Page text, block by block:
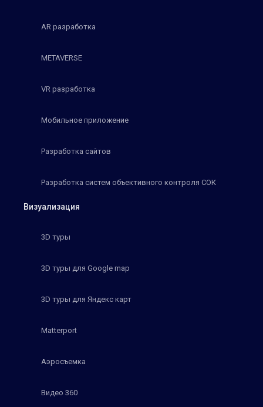
AR разработка
METAVERSE
VR разработка
Мобильное приложение
Разработка сайтов
Разработка систем объективного контроля СОК
Визуализация
3D туры
3D туры для Google map
3D туры для Яндекс карт
Matterport
Аэросъемка
Видео 360